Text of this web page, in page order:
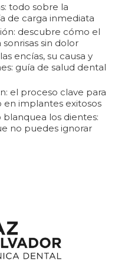
todo sobre la
de carga inmediata
descubre cómo el
sin dolor
encías, su causa y
guía de salud dental
el proceso clave para
en implantes exitosos
los dientes:
no puedes ignorar